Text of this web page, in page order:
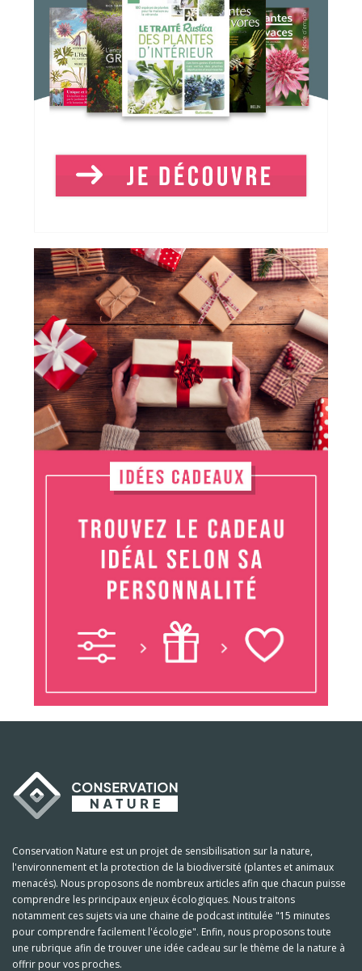
Conservation Nature est un projet de sensibilisation sur la nature,
l'environnement et la protection de la biodiversité (plantes et animaux
menacés). Nous proposons de nombreux articles afin que chacun puisse
comprendre les principaux enjeux écologiques. Nous traitons
notamment ces sujets via une chaine de podcast intitulée "15 minutes
pour comprendre facilement l'écologie". Enfin, nous proposons toute
une rubrique afin de trouver une idée cadeau sur le thème de la nature à
offrir pour vos proches.